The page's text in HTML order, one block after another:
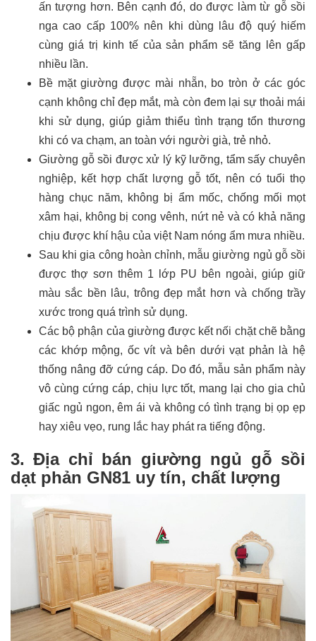
ấn tượng hơn. Bên cạnh đó, do được làm từ gỗ sồi
nga cao cấp 100% nên khi dùng lâu độ quý hiếm
cùng giá trị kinh tế của sản phẩm sẽ tăng lên gấp
nhiều lần.
Bề mặt giường được mài nhẵn, bo tròn ở các góc
cạnh không chỉ đẹp mắt, mà còn đem lại sự thoải mái
khi sử dụng, giúp giảm thiểu tình trạng tổn thương
khi có va chạm, an toàn với người già, trẻ nhỏ.
Giường gỗ sồi được xử lý kỹ lưỡng, tẩm sấy chuyên
nghiệp, kết hợp chất lượng gỗ tốt, nên có tuổi thọ
hàng chục năm, không bị ẩm mốc, chống mối mọt
xâm hại, không bị cong vênh, nứt nẻ và có khả năng
chịu được khí hậu của việt Nam nóng ẩm mưa nhiều.
Sau khi gia công hoàn chỉnh, mẫu giường ngủ gỗ sồi
được thợ sơn thêm 1 lớp PU bên ngoài, giúp giữ
màu sắc bền lâu, trông đẹp mắt hơn và chống trầy
xước trong quá trình sử dụng.
Các bộ phận của giường được kết nối chặt chẽ bằng
các khớp mộng, ốc vít và bên dưới vạt phản là hệ
thống nâng đỡ cứng cáp. Do đó, mẫu sản phẩm này
vô cùng cứng cáp, chịu lực tốt, mang lại cho gia chủ
giấc ngủ ngon, êm ái và không có tình trạng bị ọp ẹp
hay xiêu vẹo, rung lắc hay phát ra tiếng động.
3. Địa chỉ bán giường ngủ gỗ sồi
dạt phản GN81 uy tín, chất lượng